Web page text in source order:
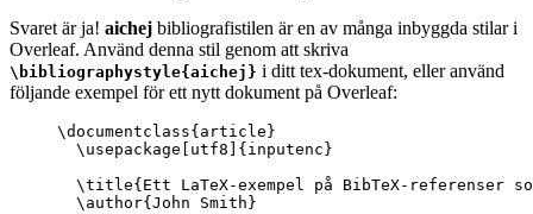
Svaret är ja! aichej bibliografistilen är en av många inbyggda stilar i
Overleaf. Använd denna stil genom att skriva
\bibliographystyle{aichej} i ditt tex-dokument, eller använd
följande exempel för ett nytt dokument på Overleaf:
\documentclass{ article }
\usepackage
utf8 ]{ inputenc }
\title{Ett LaTeX-exempel på BibTeX-
\author{John Smith}